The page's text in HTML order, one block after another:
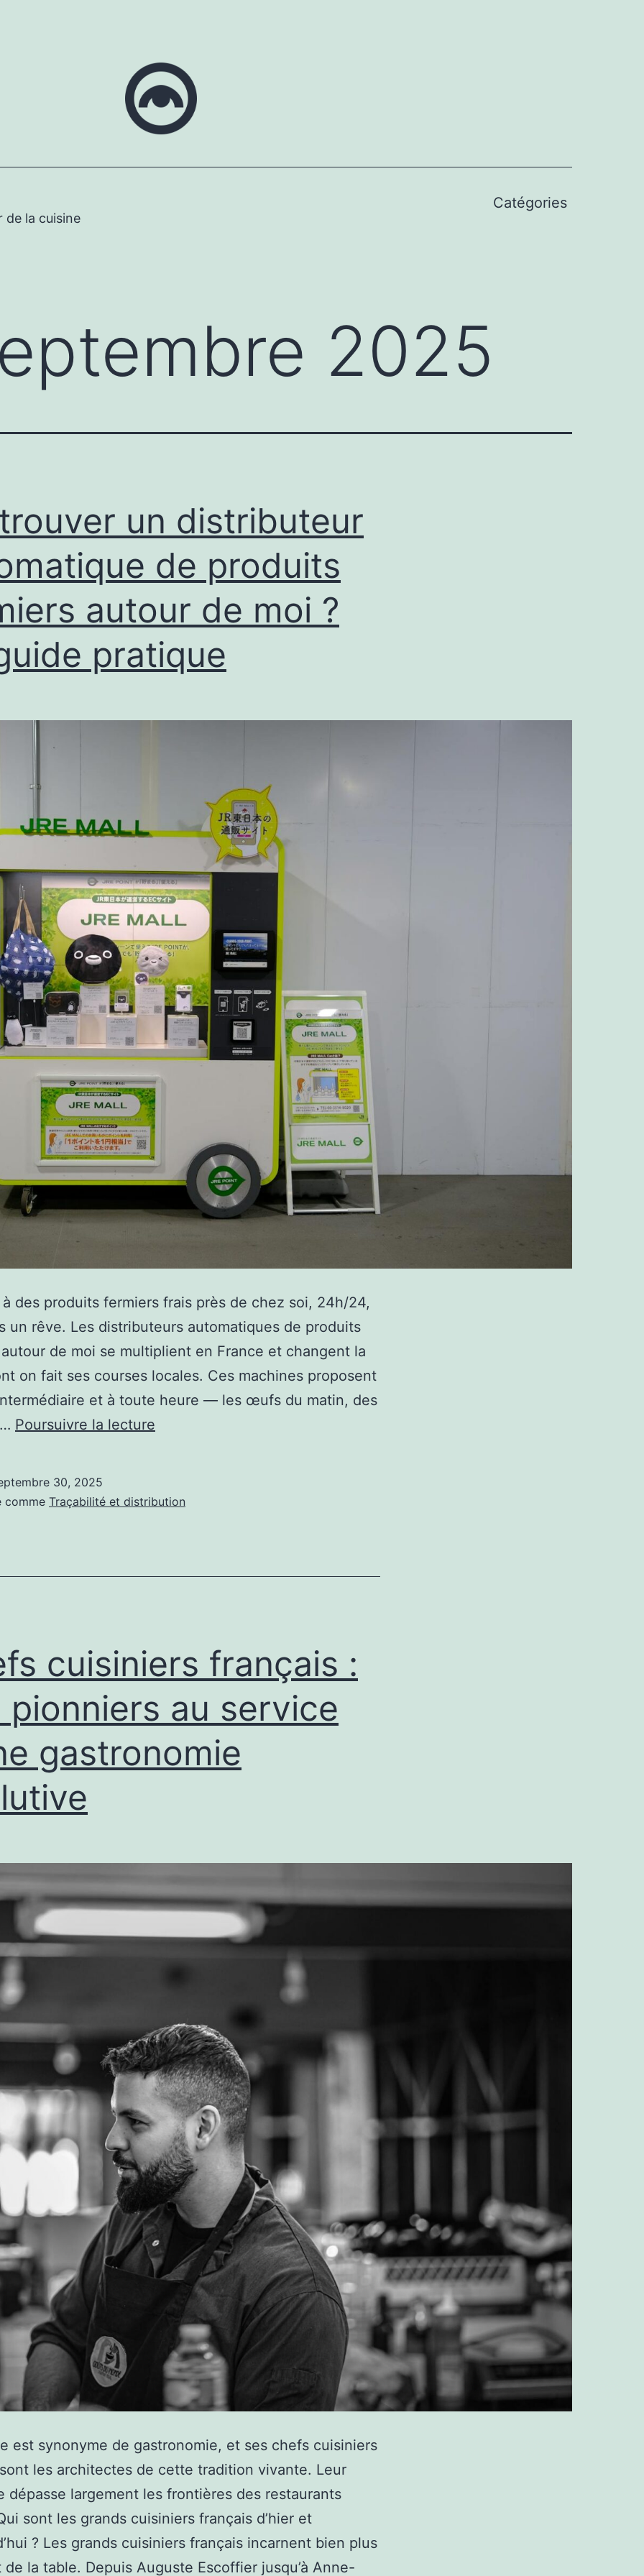
la cuisine
Catégories
2025
un distributeur
de produits
autour de moi ?
pratique
des produits fermiers frais près de chez soi, 24h/24,
un rêve. Les distributeurs automatiques de produits
de moi se multiplient en France et changent la
on fait ses courses locales. Ces machines proposent
et à toute heure — les œufs du matin, des
Poursuivre la lecture
distributeur
moi
Le
guide
pratique
30, 2025
comme Traçabilité et distribution
cuisiniers français :
pionniers au service
gastronomie
est synonyme de gastronomie, et ses chefs cuisiniers
les architectes de cette tradition vivante. Leur
dépasse largement les frontières des restaurants
sont les grands cuisiniers français d’hier et
? Les grands cuisiniers français incarnent bien plus
de la table. Depuis Auguste Escoffier jusqu’à Anne-